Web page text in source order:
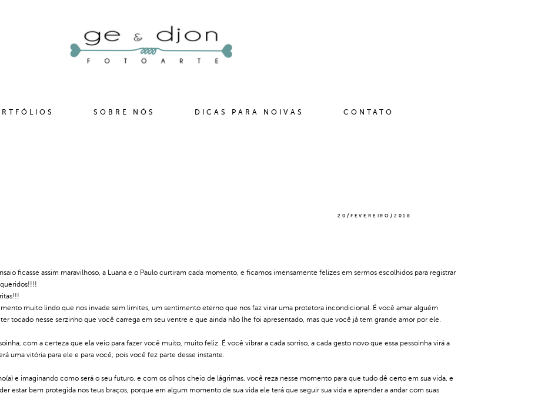
SOBRE NÓS DICAS PARA NOIVAS CONTATO
20/FEVEREIRO/2018
ficasse assim maravilhoso, a Luana e o Paulo curtiram cada momento, e ficamos imensamente felizes em sermos escolhidos para registrar
muito lindo que nos invade sem limites, um sentimento eterno que nos faz virar uma protetora incondicional. É você amar alguém
tocado nesse serzinho que você carrega em seu ventre e que ainda não lhe foi apresentado, mas que você já tem grande amor por ele.
com a certeza que ela veio para fazer você muito, muito feliz. É você vibrar a cada sorriso, a cada gesto novo que essa pessoinha virá a
uma vitória para ele e para você, pois você fez parte desse instante.
e imaginando como será o seu futuro, e com os olhos cheio de lágrimas, você reza nesse momento para que tudo dê certo em sua vida, e
estar bem protegida nos teus braços, porque em algum momento de sua vida ele terá que seguir sua vida e aprender a andar com suas